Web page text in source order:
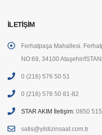
İLETIŞIM
Ferhatpaşa Mahallesi.
NO:69, 34100 Ataşehir/
0 (216) 576 50 51
0 (216) 576 50 81-82
STAR AKIM İletişim: 0850
satis@yildizinsaat.com.tr